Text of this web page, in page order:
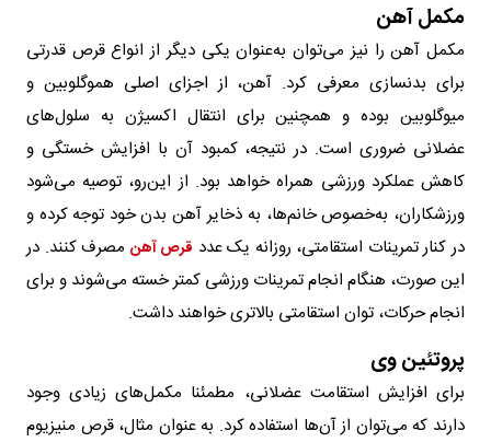
مکمل آهن
مکمل آهن را نیز می‌توان به‌عنوان یکی دیگر از انواع قرص قدرتی
برای بدنسازی معرفی کرد. آهن، از اجزای اصلی هموگلوبین و
میوگلوبین بوده و همچنین برای انتقال اکسیژن به سلول‌های
عضلانی ضروری است. در نتیجه، کمبود آن با افزایش خستگی و
کاهش عملکرد ورزشی همراه خواهد بود. از این‌رو، توصیه می‌شود
ورزشکاران، به‌خصوص خانم‌ها، به ذخایر آهن بدن خود توجه کرده و
در کنار تمرینات استقامتی، روزانه یک عدد قرص آهن مصرف کنند. در
این صورت، هنگام انجام تمرینات ورزشی کمتر خسته می‌شوند و برای
انجام حرکات، توان استقامتی بالاتری خواهند داشت.
پروتئین وی
برای افزایش استقامت عضلانی، مطمئنا مکمل‌های زیادی وجود
دارند که می‌توان از آن‌ها استفاده کرد. به عنوان مثال، قرص منیزیوم